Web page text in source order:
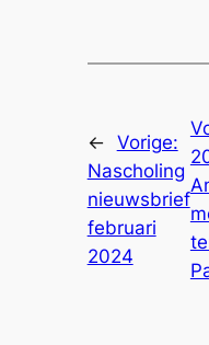
← Vorige:
Nascholing
nieuwsbrief
februari
2024